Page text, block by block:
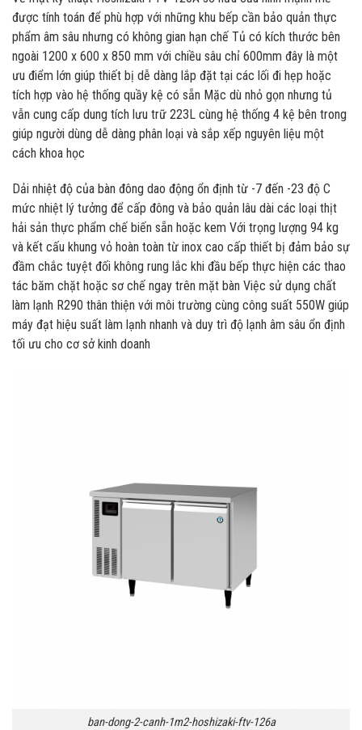
được tính toán để phù hợp với những khu bếp cần bảo quản thực
phẩm âm sâu nhưng có không gian hạn chế Tủ có kích thước bên
ngoài 1200 x 600 x 850 mm với chiều sâu chỉ 600mm đây là một
ưu điểm lớn giúp thiết bị dễ dàng lắp đặt tại các lối đi hẹp hoặc
tích hợp vào hệ thống quầy kệ có sẵn Mặc dù nhỏ gọn nhưng tủ
vẫn cung cấp dung tích lưu trữ 223L cùng hệ thống 4 kệ bên trong
giúp người dùng dễ dàng phân loại và sắp xếp nguyên liệu một
cách khoa học
Dải nhiệt độ của bàn đông dao động ổn định từ -7 đến -23 độ C
mức nhiệt lý tưởng để cấp đông và bảo quản lâu dài các loại thịt
hải sản thực phẩm chế biến sẵn hoặc kem Với trọng lượng 94 kg
và kết cấu khung vỏ hoàn toàn từ inox cao cấp thiết bị đảm bảo sự
đầm chắc tuyệt đối không rung lắc khi đầu bếp thực hiện các thao
tác băm chặt hoặc sơ chế ngay trên mặt bàn Việc sử dụng chất
làm lạnh R290 thân thiện với môi trường cùng công suất 550W giúp
máy đạt hiệu suất làm lạnh nhanh và duy trì độ lạnh âm sâu ổn định
tối ưu cho cơ sở kinh doanh
ban-dong-2-canh-1m2-hoshizaki-ftv-126a